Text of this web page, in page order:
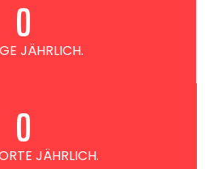
JÄHRLICH.
0
JÄHRLICH.
0